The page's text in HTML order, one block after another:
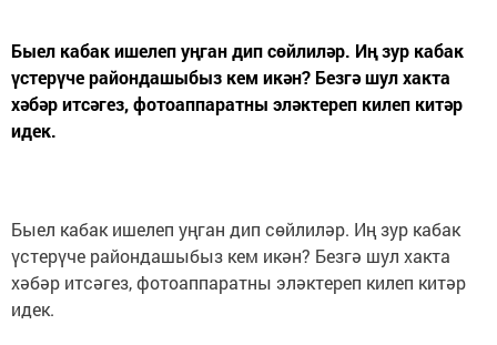
Быел кабак ишелеп уңган дип сөйлиләр. Иң зур кабак
үстерүче райондашыбыз кем икән? Безгә шул хакта
хәбәр итсәгез, фотоаппаратны эләктереп килеп китәр
идек.
Быел кабак ишелеп уңган дип сөйлиләр. Иң зур кабак
үстерүче райондашыбыз кем икән? Безгә шул хакта
хәбәр итсәгез, фотоаппаратны эләктереп килеп китәр
идек.